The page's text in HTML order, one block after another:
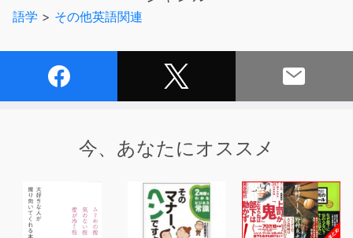
■テキストの内容■
TOEFL iBTテストと同じ出題形式・問題数・難易度の模擬
試験の所要時間は3時間半から4時間に及ぶため、この長
は不可欠といえる。また、リーディングとリスニングでは
解答終了後、自動的に正答数が表示される。スピーキング
とライティングでは解答を録音・保存することが可能。書
語学 > その他英語関連
今、あなたにオススメ